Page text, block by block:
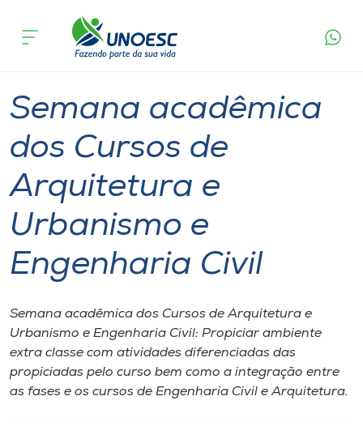
Cursos
Pesquisa
Atendimento ao Estudante
Portal de Ensino
Internacionalização
I.nova
acontece
Semana acadêmica
dos Cursos de
Arquitetura e
Urbanismo e
Engenharia Civil
Semana acadêmica dos Cursos de Arquitetura e
Urbanismo e Engenharia Civil: Propiciar ambiente
extra classe com atividades diferenciadas das
propiciadas pelo curso bem como a integração entre
as fases e os cursos de Engenharia Civil e Arquitetura.